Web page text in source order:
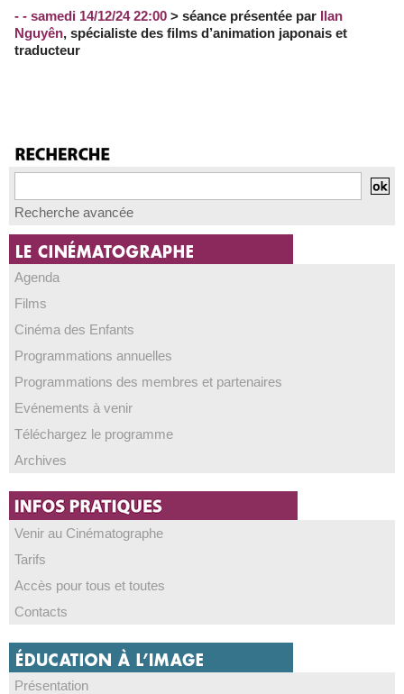
- - samedi 14/12/24 22:00 > séance présentée par Ilan
Nguyên, spécialiste des films d’animation japonais et
traducteur
Recherche avancée
Agenda
Films
Cinéma des Enfants
Programmations annuelles
Programmations des membres et partenaires
Evénements à venir
Téléchargez le programme
Archives
Venir au Cinématographe
Tarifs
Accès pour tous et toutes
Contacts
Présentation